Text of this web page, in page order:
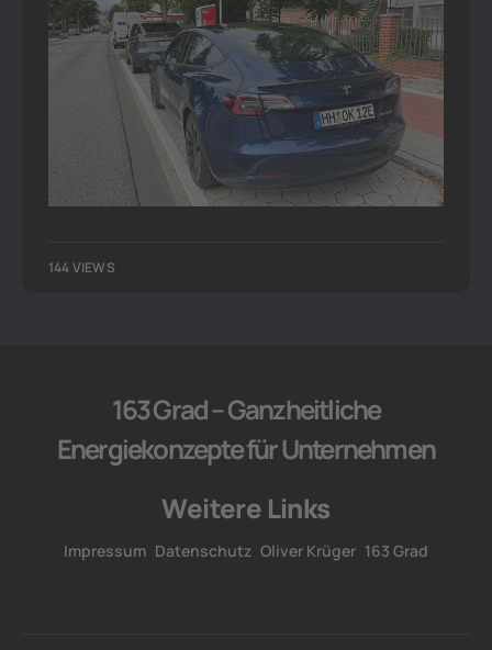
144 VIEWS
163 Grad – Ganzheitliche
Energiekonzepte für Unternehmen
Weitere Links
Impressum Datenschutz Oliver Krüger 163 Grad